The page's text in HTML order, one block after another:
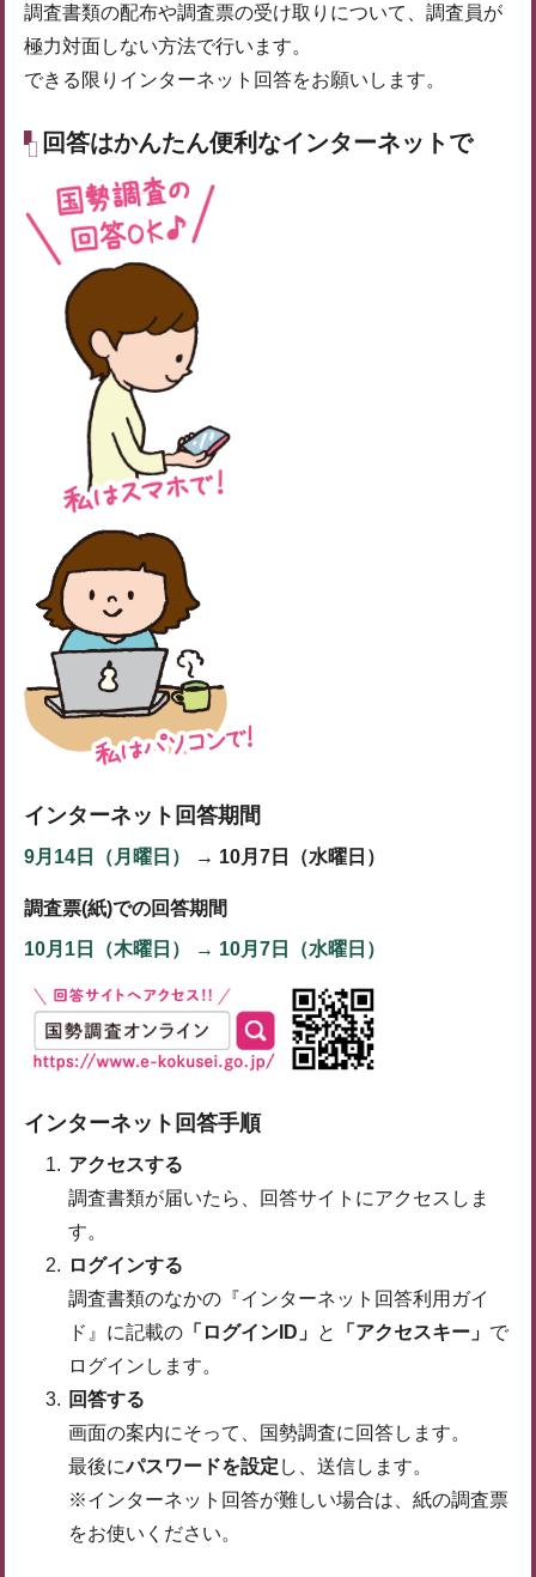
調査書類の配布や調査票の受け取りについて、調査員が
極力対面しない方法で行います。
できる限りインターネット回答をお願いします。
回答はかんたん便利なインターネットで
インターネット回答期間
9月14日（月曜日） → 10月7日（水曜日）
調査票(紙)での回答期間
10月1日（木曜日） → 10月7日（水曜日）
インターネット回答手順
アクセスする
調査書類が届いたら、回答サイトにアクセスしま
す。
ログインする
調査書類のなかの『インターネット回答利用ガイ
ド』に記載の 「ログインID」 と 「アクセスキー」 で
ログインします。
回答する
画面の案内にそって、国勢調査に回答します。
最後にパスワードを設定 し、送信します。
※インターネット回答が難しい場合は、紙の調査票
をお使いください。